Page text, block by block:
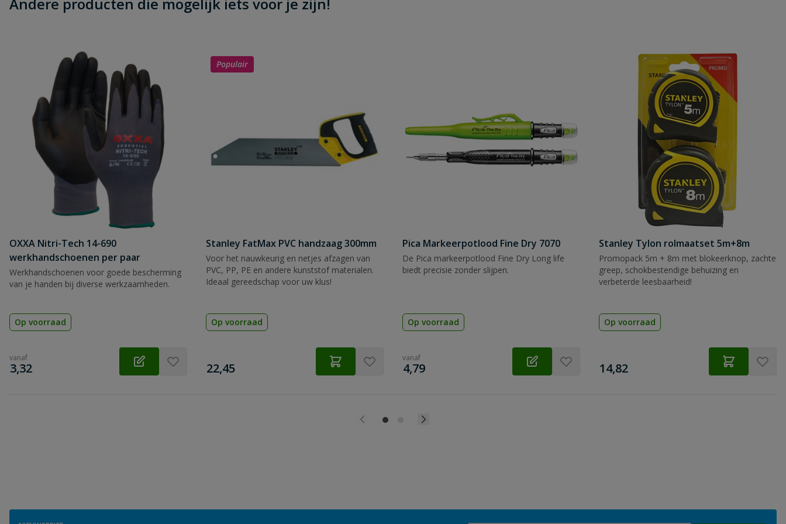
OXXA Nitri-Tech 14-690
werkhandschoenen per paar
Werkhandschoenen voor goede bescherming
van je handen bij diverse werkzaamheden.
Op voorraad
vanaf
€
3,32
Populair
Stanley FatMax PVC handzaag 300mm
Voor het nauwkeurig en netjes afzagen van
PVC, PP, PE en andere kunststof materialen.
Ideaal gereedschap voor uw klus!
Op voorraad
€
22,45
Pica Markeerpotlood Fine Dry 7070
De Pica markeerpotlood Fine Dry Long life
biedt precisie zonder slijpen.
Op voorraad
vanaf
€
4,79
Stanley Tylon rolmaatset 5m+8m
Promopack 5m + 8m met blokeerknop, zachte
greep, schokbestendige behuizing en
verbeterde leesbaarheid!
Op voorraad
€
14,82